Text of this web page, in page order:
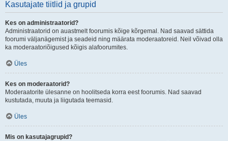
Kasutajate tiitlid ja grupid
Kes on administraatorid?
Administraatorid on auastmelt foorumis kõige kõrgemal. Nad saavad sättida
foorumi väljanägemist ja seadeid ning määrata moderaatoreid. Neil võivad olla
ka moderaatoriõigused kõigis alafoorumites.
Üles
Kes on moderaatorid?
Moderaatorite ülesanne on hoolitseda korra eest foorumis. Nad saavad
kustutada, muuta ja liigutada teemasid.
Üles
Mis on kasutajagrupid?